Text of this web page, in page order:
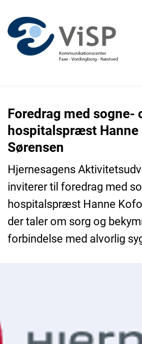
Foredrag med sogne-
hospitalspræst Hanne
Sørensen
Hjernesagens
inviterer til foredrag med
hospitalspræst Hanne
der taler om sorg og
forbindelse med alvorlig